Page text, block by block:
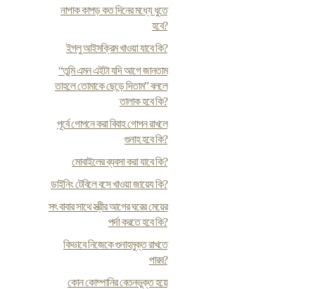
নাপাক কাপড় কত দিনের মধ্যে ধুতে
হবে?
ইগলু আইসক্রিম খাওয়া যাবে কি?
“তুমি এমন এইটা যদি আগে জানতাম
তাহলে তোমাকে ছেড়ে দিতাম” বললে
তালাক হবে কি?
পূর্বে গোপনে করা বিবাহ গোপন রাখলে
গুনাহ হবে কি?
মোবাইলের ব্যবসা করা যাবে কি?
ডাইনিং টেবিলে বসে খাওয়া জায়েয কি?
সৎ বাবার সাথে স্ত্রীর আগের ঘরের মেয়ের
পর্দা করতে হবে কি?
কিভাবে নিজেকে গুনাহমুক্ত রাখতে
পারব?
কোন কোম্পানির বেতনভুক্ত হয়ে